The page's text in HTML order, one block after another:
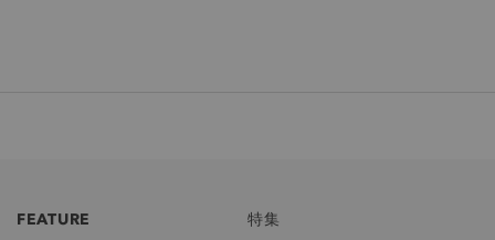
FEATURE
特集